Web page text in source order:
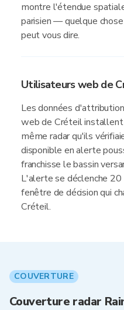
montre l'étendue
parisien — quelque
peut vous dire.
Utilisateurs web de
Les données
web de Créteil
même radar qu'ils
disponible en alerte
franchisse le bassin
L'alerte se déclenche
fenêtre de décision qui
Créteil.
COUVERTURE
Couverture radar